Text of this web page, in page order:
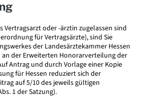
Vertragsarzt oder -ärztin zugelassen sind
für Vertragsärzte), sind Sie
der Landesärztekammer Hessen
der Erweiterten Honorarverteilung der
Antrag und durch Vorlage einer Kopie
für Hessen reduziert sich der
auf 5/10 des jeweils gültigen
1 der Satzung).